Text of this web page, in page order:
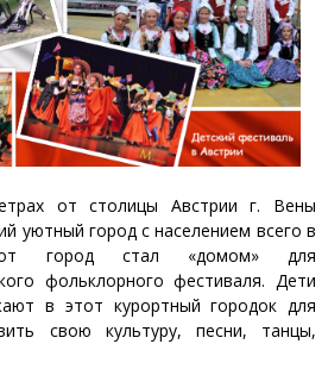
от столицы Австрии г. Вены
уютный город с населением всего в
город стал «домом» для
фольклорного фестиваля. Дети
в этот курортный городок для
свою культуру, песни, танцы,